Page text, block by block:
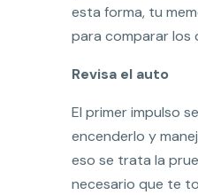
esta forma, tu
para comparar los
Revisa el auto
El primer impulso
encenderlo y
eso se trata la
necesario que te